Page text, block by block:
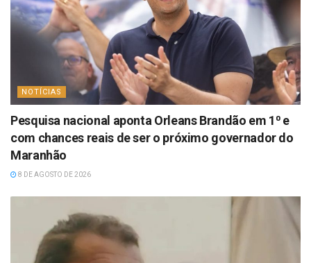
NOTÍCIAS
Pesquisa nacional aponta Orleans Brandão em 1⁰ e
com chances reais de ser o próximo governador do
Maranhão
8 DE AGOSTO DE 2026